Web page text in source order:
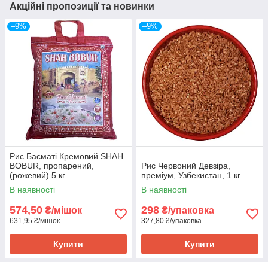
Акційні пропозиції та новинки
–9%
Рис Басматі Кремовий SHAH
BOBUR, пропарений,
(рожевий) 5 кг
В наявності
574,50 ₴/мішок
631,95 ₴/мішок
Купити
–9%
Рис Червоний Девзіра,
преміум, Узбекистан, 1 кг
В наявності
298 ₴/упаковка
327,80 ₴/упаковка
Купити